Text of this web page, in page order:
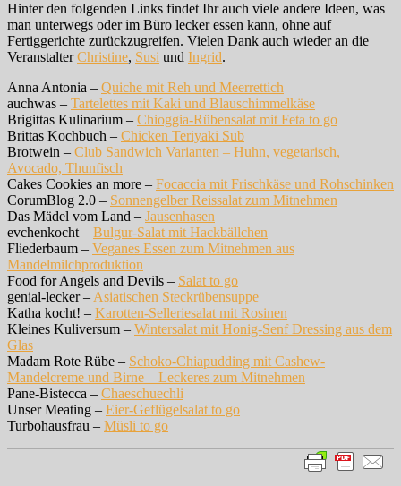
Hinter den folgenden Links findet Ihr auch viele andere Ideen, was
man unterwegs oder im Büro lecker essen kann, ohne auf
Fertiggerichte zurückzugreifen. Vielen Dank auch wieder an die
VeranstalterChristine, Susi und Ingrid.
Anna Antonia – Quiche mit Reh und Meerrettich
auchwas – Tartelettes mit Kaki und Blauschimmelkäse
Brigittas Kulinarium – Chioggia-Rübensalat mit Feta to go
Brittas Kochbuch – Chicken Teriyaki Sub
Brotwein – Club Sandwich Varianten – Huhn, vegetarisch,
Avocado, Thunfisch
Cakes Cookies an more – Focaccia mit Frischkäse und Rohschinken
CorumBlog 2.0 – Sonnengelber Reissalat zum Mitnehmen
Das Mädel vom Land – Jausenhasen
evchenkocht – Bulgur-Salat mit Hackbällchen
Fliederbaum – Veganes Essen zum Mitnehmen aus
Mandelmilchproduktion
Food for Angels and Devils – Salat to go
genial-lecker – Asiatischen Steckrübensuppe
Katha kocht! – Karotten-Selleriesalat mit Rosinen
Kleines Kuliversum – Wintersalat mit Honig-Senf Dressing aus dem
Glas
Madam Rote Rübe – Schoko-Chiapudding mit Cashew-
Mandelcreme und Birne – Leckeres zum Mitnehmen
Pane-Bistecca – Chaeschuechli
Unser Meating – Eier-Geflügelsalat to go
Turbohausfrau – Müsli to go